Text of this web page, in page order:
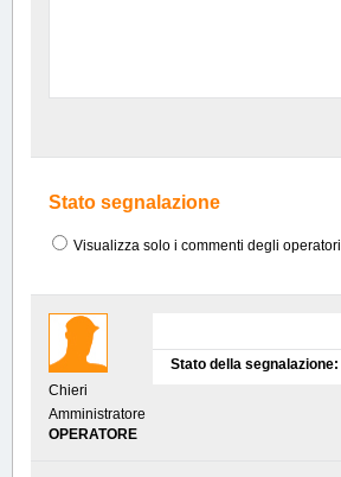
Stato segnalazione
Visualizza solo i commenti degli operatori
Chieri
Amministratore
OPERATORE
Stato della segnalazione: